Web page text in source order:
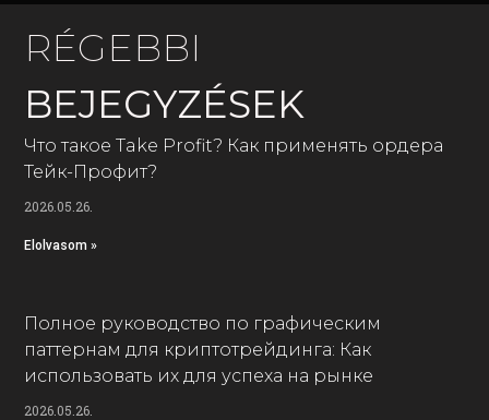
RÉGEBBI
BEJEGYZÉSEK
Что такое Take Profit? Как применять ордера
Тейк-Профит?
2026.05.26.
Elolvasom »
Полное руководство по графическим
паттернам для криптотрейдинга: Как
использовать их для успеха на рынке
2026.05.26.